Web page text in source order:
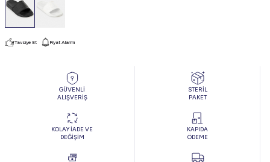
Tavsiye Et Fiyat Alarmı
GÜVENLİ
ALIŞVERİŞ
STERİL
PAKET
KOLAY İADE VE
DEĞİŞİM
KAPIDA
ÖDEME